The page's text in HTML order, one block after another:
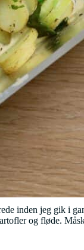
inden jeg gik i
og fløde.